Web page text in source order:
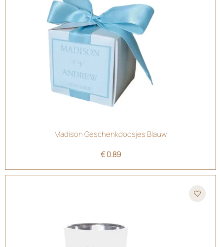
Madison Geschenkdoosjes Blauw
€0.89